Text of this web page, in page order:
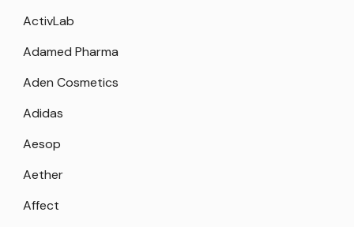
ActivLab
Adamed Pharma
Aden Cosmetics
Adidas
Aesop
Aether
Affect